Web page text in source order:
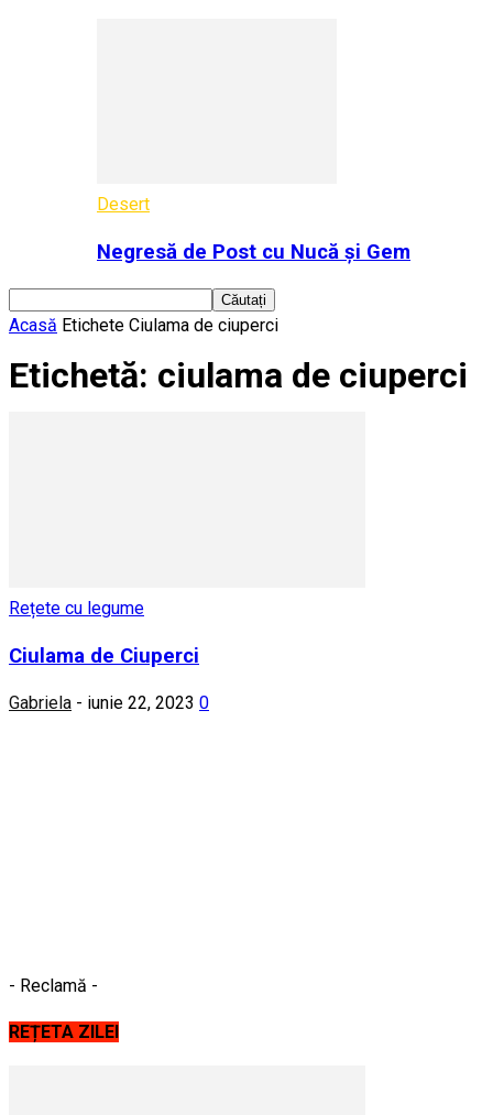
Desert
Negresă de Post cu Nucă și Gem
Acasă Etichete Ciulama de ciuperci
Etichetă: ciulama de ciuperci
Rețete cu legume
Ciulama de Ciuperci
Gabriela - iunie 22, 2023 0
- Reclamă -
REȚETA ZILEI